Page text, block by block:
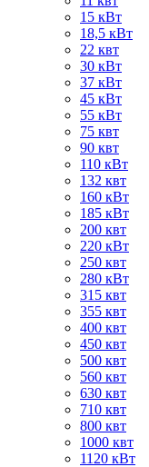
15 кВт
18,5 кВт
22 квт
30 кВт
37 кВт
45 кВт
55 кВт
75 квт
90 квт
110 кВт
132 квт
160 кВт
185 кВт
200 квт
220 кВт
250 квт
280 кВт
315 квт
355 квт
400 квт
450 квт
500 квт
560 квт
630 квт
710 квт
800 квт
1000 квт
1120 кВт